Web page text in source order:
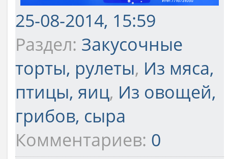
25-08-2014, 15:59
Раздел: Закусочные
торты, рулеты, Из мяса,
птицы, яиц, Из овощей,
грибов, сыра
Комментариев: 0